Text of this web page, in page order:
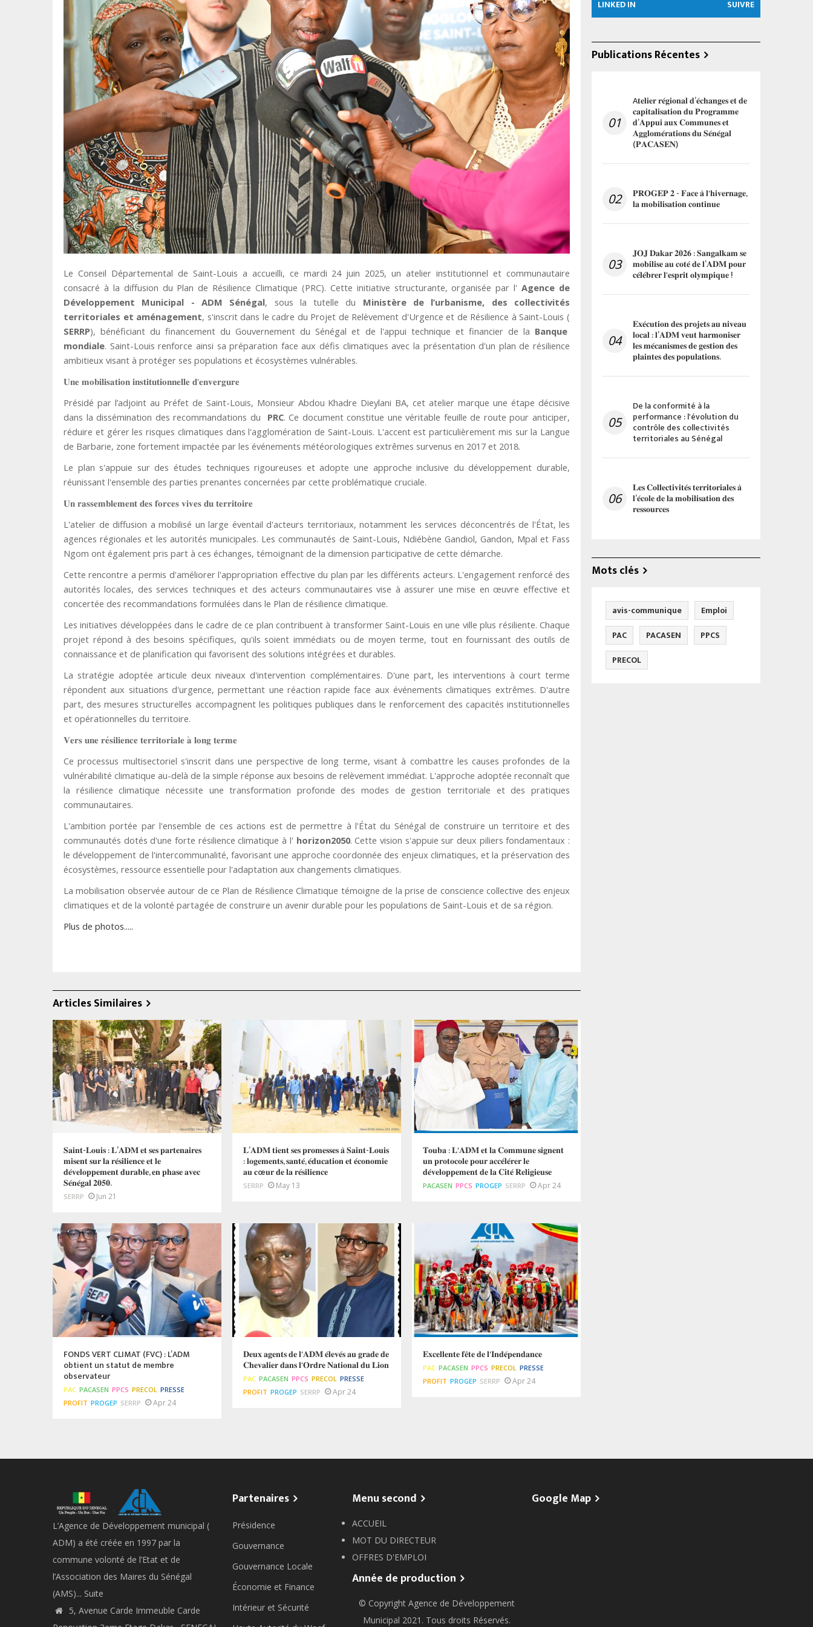
Le Conseil Départemental de Saint-Louis a accueilli, ce mardi 24 juin 2025, un atelier institutionnel et communautaire
consacré à la diffusion du Plan de Résilience Climatique (PRC). Cette initiative structurante, organisée par l'Agence de
Développement Municipal - ADM Sénégal, sous la tutelle du Ministère de l’urbanisme, des collectivités
territoriales et aménagement, s'inscrit dans le cadre du Projet de Relèvement d'Urgence et de Résilience à Saint-Louis (
SERRP), bénéficiant du financement du Gouvernement du Sénégal et de l'appui technique et financier de la Banque
mondiale. Saint-Louis renforce ainsi sa préparation face aux défis climatiques avec la présentation d'un plan de résilience
ambitieux visant à protéger ses populations et écosystèmes vulnérables.
𝐔𝐧𝐞 𝐦𝐨𝐛𝐢𝐥𝐢𝐬𝐚𝐭𝐢𝐨𝐧 𝐢𝐧𝐬𝐭𝐢𝐭𝐮𝐭𝐢𝐨𝐧𝐧𝐞𝐥𝐥𝐞 𝐝'𝐞𝐧𝐯𝐞𝐫𝐠𝐮𝐫𝐞
Présidé par l’adjoint au Préfet de Saint-Louis, Monsieur Abdou Khadre Dieylani BA, cet atelier marque une étape décisive
dans la dissémination des recommandations du
PRC. Ce document constitue une véritable feuille de route pour anticiper,
réduire et gérer les risques climatiques dans l'agglomération de Saint-Louis. L'accent est particulièrement mis sur la Langue
de Barbarie, zone fortement impactée par les événements météorologiques extrêmes survenus en 2017 et 2018.
Le plan s'appuie sur des études techniques rigoureuses et adopte une approche inclusive du développement durable,
réunissant l'ensemble des parties prenantes concernées par cette problématique cruciale.
𝐔𝐧 𝐫𝐚𝐬𝐬𝐞𝐦𝐛𝐥𝐞𝐦𝐞𝐧𝐭 𝐝𝐞𝐬 𝐟𝐨𝐫𝐜𝐞𝐬 𝐯𝐢𝐯𝐞𝐬 𝐝𝐮 𝐭𝐞𝐫𝐫𝐢𝐭𝐨𝐢𝐫𝐞
L'atelier de diffusion a mobilisé un large éventail d'acteurs territoriaux, notamment les services déconcentrés de l'État, les
agences régionales et les autorités municipales. Les communautés de Saint-Louis, Ndiébène Gandiol, Gandon, Mpal et Fass
Ngom ont également pris part à ces échanges, témoignant de la dimension participative de cette démarche.
Cette rencontre a permis d'améliorer l'appropriation effective du plan par les différents acteurs. L'engagement renforcé des
autorités locales, des services techniques et des acteurs communautaires vise à assurer une mise en œuvre effective et
concertée des recommandations formulées dans le Plan de résilience climatique.
Les initiatives développées dans le cadre de ce plan contribuent à transformer Saint-Louis en une ville plus résiliente. Chaque
projet répond à des besoins spécifiques, qu'ils soient immédiats ou de moyen terme, tout en fournissant des outils de
connaissance et de planification qui favorisent des solutions intégrées et durables.
La stratégie adoptée articule deux niveaux d'intervention complémentaires. D'une part, les interventions à court terme
répondent aux situations d'urgence, permettant une réaction rapide face aux événements climatiques extrêmes. D'autre
part, des mesures structurelles accompagnent les politiques publiques dans le renforcement des capacités institutionnelles
et opérationnelles du territoire.
𝐕𝐞𝐫𝐬 𝐮𝐧𝐞 𝐫𝐞𝐬𝐢𝐥𝐢𝐞𝐧𝐜𝐞 𝐭𝐞𝐫𝐫𝐢𝐭𝐨𝐫𝐢𝐚𝐥𝐞 𝐚 𝐥𝐨𝐧𝐠 𝐭𝐞𝐫𝐦𝐞
Ce processus multisectoriel s'inscrit dans une perspective de long terme, visant à combattre les causes profondes de la
vulnérabilité climatique au-delà de la simple réponse aux besoins de relèvement immédiat. L'approche adoptée reconnaît que
la résilience climatique nécessite une transformation profonde des modes de gestion territoriale et des pratiques
communautaires.
L'ambition portée par l'ensemble de ces actions est de permettre à l'État du Sénégal de construire un territoire et des
communautés dotés d'une forte résilience climatique à l' horizon2050. Cette vision s'appuie sur deux piliers fondamentaux :
le développement de l'intercommunalité, favorisant une approche coordonnée des enjeux climatiques, et la préservation des
écosystèmes, ressource essentielle pour l'adaptation aux changements climatiques.
La mobilisation observée autour de ce Plan de Résilience Climatique témoigne de la prise de conscience collective des enjeux
climatiques et de la volonté partagée de construire un avenir durable pour les populations de Saint-Louis et de sa région.
Plus de photos.....
Articles Similaires
𝐒𝐚𝐢𝐧𝐭-𝐋𝐨𝐮𝐢𝐬 : 𝐋’𝐀𝐃𝐌 𝐞𝐭 𝐬𝐞𝐬 𝐩𝐚𝐫𝐭𝐞𝐧𝐚𝐢𝐫𝐞𝐬
𝐦𝐢𝐬𝐞𝐧𝐭 𝐬𝐮𝐫 𝐥𝐚 𝐫𝐞́𝐬𝐢𝐥𝐢𝐞𝐧𝐜𝐞 𝐞𝐭 𝐥𝐞
𝐝𝐞́𝐯𝐞𝐥𝐨𝐩𝐩𝐞𝐦𝐞𝐧𝐭 𝐝𝐮𝐫𝐚𝐛𝐥𝐞, 𝐞𝐧 𝐩𝐡𝐚𝐬𝐞 𝐚𝐯𝐞𝐜
𝐒𝐞́𝐧𝐞́𝐠𝐚𝐥 𝟐𝟎𝟓𝟎.
SERRP Jun 21
𝐋’𝐀𝐃𝐌 𝐭𝐢𝐞𝐧𝐭 𝐬𝐞𝐬 𝐩𝐫𝐨𝐦𝐞𝐬𝐬𝐞𝐬 𝐚̀ 𝐒𝐚𝐢𝐧𝐭-𝐋𝐨𝐮𝐢𝐬
: 𝐥𝐨𝐠𝐞𝐦𝐞𝐧𝐭𝐬, 𝐬𝐚𝐧𝐭𝐞́, 𝐞́𝐝𝐮𝐜𝐚𝐭𝐢𝐨𝐧 𝐞𝐭 𝐞́𝐜𝐨𝐧𝐨𝐦𝐢𝐞
𝐚𝐮 𝐜œ𝐮𝐫 𝐝𝐞 𝐥𝐚 𝐫𝐞́𝐬𝐢𝐥𝐢𝐞𝐧𝐜𝐞
SERRP May 13
𝐓𝐨𝐮𝐛𝐚 : 𝐋'𝐀𝐃𝐌 𝐞𝐭 𝐥𝐚 𝐂𝐨𝐦𝐦𝐮𝐧𝐞 𝐬𝐢𝐠𝐧𝐞𝐧𝐭
𝐮𝐧 𝐩𝐫𝐨𝐭𝐨𝐜𝐨𝐥𝐞 𝐩𝐨𝐮𝐫 𝐚𝐜𝐜𝐞́𝐥𝐞́𝐫𝐞𝐫 𝐥𝐞
𝐝𝐞́𝐯𝐞𝐥𝐨𝐩𝐩𝐞𝐦𝐞𝐧𝐭 𝐝𝐞 𝐥𝐚 𝐂𝐢𝐭𝐞́ 𝐑𝐞𝐥𝐢𝐠𝐢𝐞𝐮𝐬𝐞
PACASEN PPCS PROGEP SERRP Apr 24
FONDS VERT CLIMAT (FVC) : L’ADM
obtient un statut de membre
observateur
PAC PACASEN PPCS PRECOL PRESSE
PROFIT PROGEP SERRP Apr 24
𝐃𝐞𝐮𝐱 𝐚𝐠𝐞𝐧𝐭𝐬 𝐝𝐞 𝐥'𝐀𝐃𝐌 𝐞́𝐥𝐞𝐯𝐞́𝐬 𝐚𝐮 𝐠𝐫𝐚𝐝𝐞 𝐝𝐞
𝐂𝐡𝐞𝐯𝐚𝐥𝐢𝐞𝐫 𝐝𝐚𝐧𝐬 𝐥'𝐎𝐫𝐝𝐫𝐞 𝐍𝐚𝐭𝐢𝐨𝐧𝐚𝐥 𝐝𝐮 𝐋𝐢𝐨𝐧
PAC PACASEN PPCS PRECOL PRESSE
PROFIT PROGEP SERRP Apr 24
𝐄𝐱𝐜𝐞𝐥𝐥𝐞𝐧𝐭𝐞 𝐟𝐞̂𝐭𝐞 𝐝𝐞 𝐥'𝐈𝐧𝐝𝐞́𝐩𝐞𝐧𝐝𝐚𝐧𝐜𝐞
PAC PACASEN PPCS PRECOL PRESSE
PROFIT PROGEP SERRP Apr 24
LINKED IN SUIVRE
Publications Récentes
01
A𝐭𝐞𝐥𝐢𝐞𝐫 𝐫𝐞́𝐠𝐢𝐨𝐧𝐚𝐥 𝐝’𝐞́𝐜𝐡𝐚𝐧𝐠𝐞𝐬 𝐞𝐭 𝐝𝐞
𝐜𝐚𝐩𝐢𝐭𝐚𝐥𝐢𝐬𝐚𝐭𝐢𝐨𝐧 𝐝𝐮 𝐏𝐫𝐨𝐠𝐫𝐚𝐦𝐦𝐞
𝐝’𝐀𝐩𝐩𝐮𝐢 𝐚𝐮𝐱 𝐂𝐨𝐦𝐦𝐮𝐧𝐞𝐬 𝐞𝐭
𝐀𝐠𝐠𝐥𝐨𝐦𝐞́𝐫𝐚𝐭𝐢𝐨𝐧𝐬 𝐝𝐮 𝐒𝐞́𝐧𝐞́𝐠𝐚𝐥
(𝐏𝐀𝐂𝐀𝐒𝐄𝐍)
02 𝐏𝐑𝐎𝐆𝐄𝐏 𝟐 - 𝐅𝐚𝐜𝐞 𝐚̀ 𝐥'𝐡𝐢𝐯𝐞𝐫𝐧𝐚𝐠𝐞,
𝐥𝐚 𝐦𝐨𝐛𝐢𝐥𝐢𝐬𝐚𝐭𝐢𝐨𝐧 𝐜𝐨𝐧𝐭𝐢𝐧𝐮𝐞
03
𝐉𝐎𝐉 𝐃𝐚𝐤𝐚𝐫 𝟐𝟎𝟐𝟔 : 𝐒𝐚𝐧𝐠𝐚𝐥𝐤𝐚𝐦 𝐬𝐞
𝐦𝐨𝐛𝐢𝐥𝐢𝐬𝐞 𝐚𝐮 𝐜𝐨𝐭𝐞́ 𝐝𝐞 𝐥’𝐀𝐃𝐌 𝐩𝐨𝐮𝐫
𝐜𝐞́𝐥𝐞́𝐛𝐫𝐞𝐫 𝐥'𝐞𝐬𝐩𝐫𝐢𝐭 𝐨𝐥𝐲𝐦𝐩𝐢𝐪𝐮𝐞 !
04
𝐄𝐱𝐞́𝐜𝐮𝐭𝐢𝐨𝐧 𝐝𝐞𝐬 𝐩𝐫𝐨𝐣𝐞𝐭𝐬 𝐚𝐮 𝐧𝐢𝐯𝐞𝐚𝐮
𝐥𝐨𝐜𝐚𝐥 : 𝐥’𝐀𝐃𝐌 𝐯𝐞𝐮𝐭 𝐡𝐚𝐫𝐦𝐨𝐧𝐢𝐬𝐞𝐫
𝐥𝐞𝐬 𝐦𝐞́𝐜𝐚𝐧𝐢𝐬𝐦𝐞𝐬 𝐝𝐞 𝐠𝐞𝐬𝐭𝐢𝐨𝐧 𝐝𝐞𝐬
𝐩𝐥𝐚𝐢𝐧𝐭𝐞𝐬 𝐝𝐞𝐬 𝐩𝐨𝐩𝐮𝐥𝐚𝐭𝐢𝐨𝐧𝐬.
05
De la conformité à la
performance : l'évolution du
contrôle des collectivités
territoriales au Sénégal
06
𝐋𝐞𝐬 𝐂𝐨𝐥𝐥𝐞𝐜𝐭𝐢𝐯𝐢𝐭𝐞́𝐬 𝐭𝐞𝐫𝐫𝐢𝐭𝐨𝐫𝐢𝐚𝐥𝐞𝐬 𝐚̀
𝐥’𝐞́𝐜𝐨𝐥𝐞 𝐝𝐞 𝐥𝐚 𝐦𝐨𝐛𝐢𝐥𝐢𝐬𝐚𝐭𝐢𝐨𝐧 𝐝𝐞𝐬
𝐫𝐞𝐬𝐬𝐨𝐮𝐫𝐜𝐞𝐬
Mots clés
avis-communique
Emploi
PAC
PACASEN
PPCS
PRECOL
L’Agence de Développement municipal (
ADM) a été créée en 1997 par la
commune volonté de l’Etat et de
l’Association des Maires du Sénégal
(AMS)... Suite
5, Avenue Carde Immeuble Carde
Partenaires
Présidence
Gouvernance
Gouvernance Locale
Économie et Finance
Intérieur et Sécurité
Menu second
ACCUEIL
MOT DU DIRECTEUR
OFFRES D'EMPLOI
Année de production
© Copyright Agence de Développement
Municipal 2021. Tous droits Réservés.
Google Map